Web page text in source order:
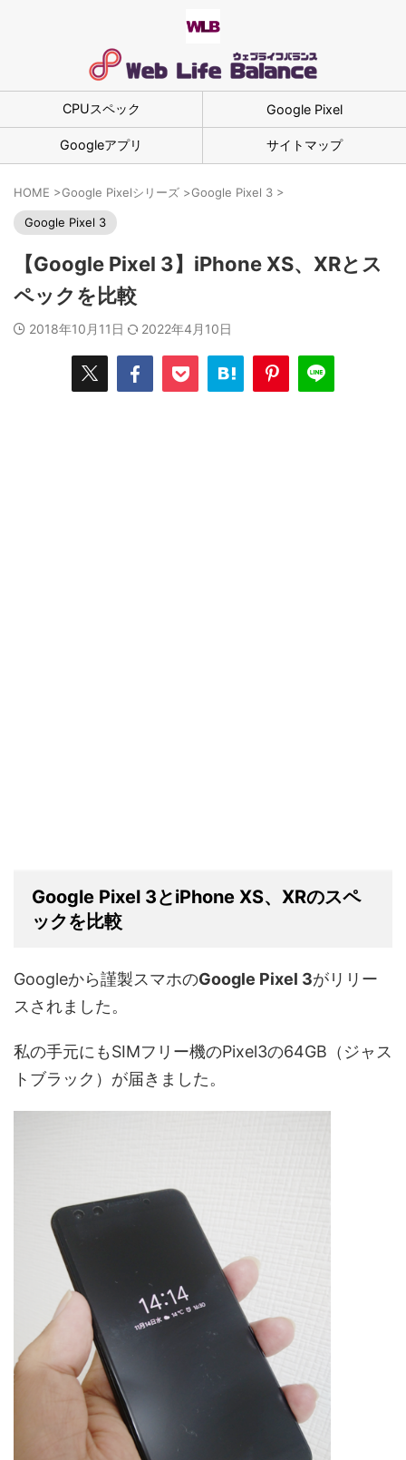
CPUスペック Google Pixel
Googleアプリ サイトマップ
HOME >Google Pixelシリーズ >Google Pixel 3 >
Google Pixel 3
【Google Pixel 3】iPhone XS、XRとス
ペックを比較
2018年10月11日 2022年4月10日
Google Pixel 3とiPhone XS、XRのスペ
ックを比較
Googleから謹製スマホのGoogle Pixel 3がリリー
スされました。
私の手元にもSIMフリー機のPixel3の64GB（ジャス
トブラック）が届きました。